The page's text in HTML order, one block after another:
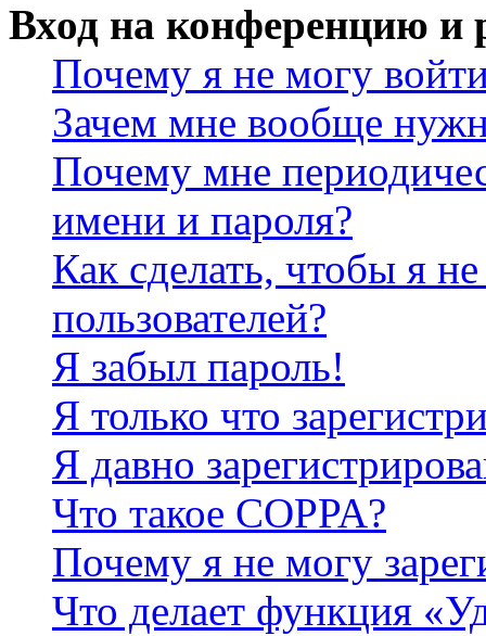
Вход на конференцию и
Почему я не могу
Зачем мне вообще
Почему мне
имени и пароля?
Как сделать, чтобы я
пользователей?
Я забыл пароль!
Я только что
Я давно
Что такое COPPA?
Почему я не могу
Что делает функция